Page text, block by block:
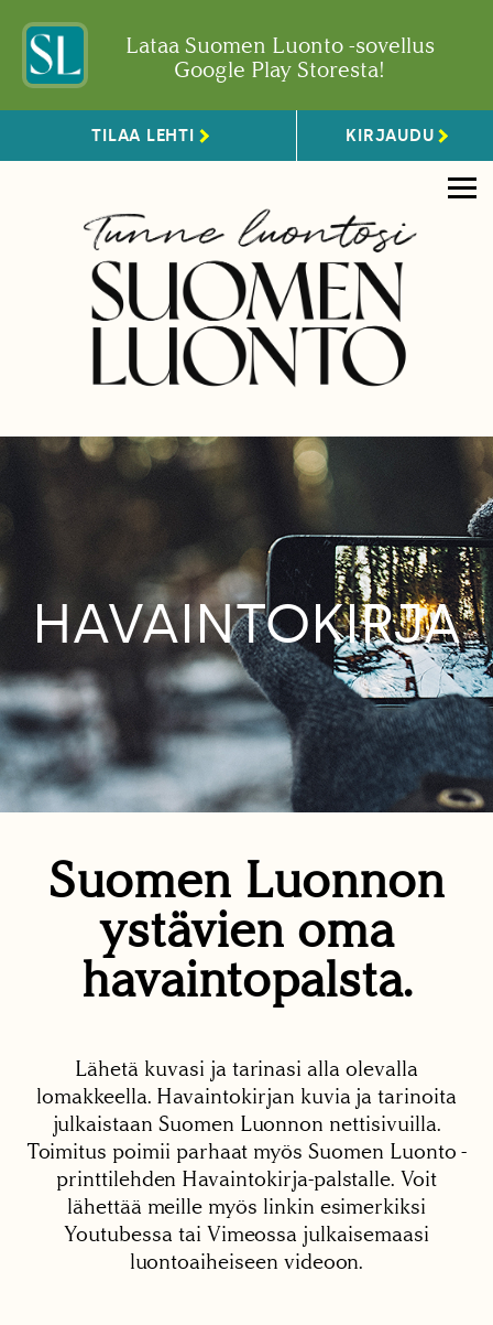
Lataa Suomen Luonto -sovellus
Google Play Storesta!
TILAA LEHTI KIRJAUDU
HAVAINTOKIRJA
Suomen Luonnon
ystävien oma
havaintopalsta.
Lähetä kuvasi ja tarinasi alla olevalla
lomakkeella. Havaintokirjan kuvia ja tarinoita
julkaistaan Suomen Luonnon nettisivuilla.
Toimitus poimii parhaat myös Suomen Luonto -
printtilehden Havaintokirja-palstalle. Voit
lähettää meille myös linkin esimerkiksi
Youtubessa tai Vimeossa julkaisemaasi
luontoaiheiseen videoon.